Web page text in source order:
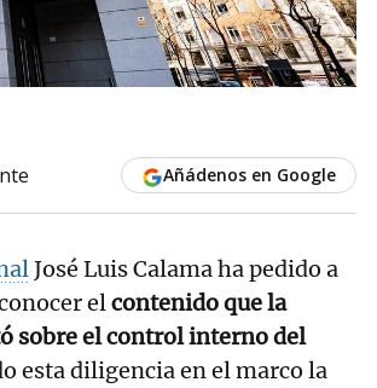
Añádenos en Google
José Luis Calama ha pedido a
elcontenido que la
sobre el control interno del
esta diligencia en el marco la